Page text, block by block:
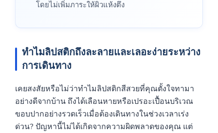
โดยไม่เพิ่มภาระให้ผิวแห้งตึง
ทำไมลิปสติกถึงละลายและเลอะง่ายระหว่าง
การเดินทาง
เคยสงสัยหรือไม่ว่าทำไมลิปสติกสีสวยที่คุณตั้งใจทามา
อย่างดีจากบ้าน ถึงได้เลือนหายหรือเปรอะเปื้อนบริเวณ
ขอบปากอย่างรวดเร็วเมื่อต้องเดินทางในช่วงเวลาเร่ง
ด่วน? ปัญหานี้ไม่ได้เกิดจากความผิดพลาดของคุณ แต่